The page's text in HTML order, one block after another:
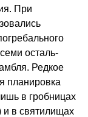
При
осталь­
Редкое
планировка
в гроб­ницах
и в святилищах